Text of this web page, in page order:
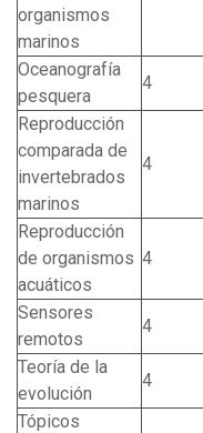
organismos
marinos
Oceanografía
pesquera
4
Reproducción
comparada de
invertebrados
marinos
4
Reproducción
de organismos
acuáticos
4
Sensores
remotos
4
Teoría de la
evolución
4
Tópicos